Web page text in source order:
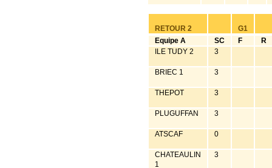
RETOUR 2
G1
Equipe A
SC F
R
ILE TUDY 2
3
BRIEC 1 3
THEPOT 3
PLUGUFFAN 3
ATSCAF 0
CHATEAULIN
1
3